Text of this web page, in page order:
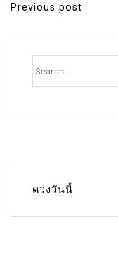
P
o
i
Previous post
Search
for:
ดวงวันนี้